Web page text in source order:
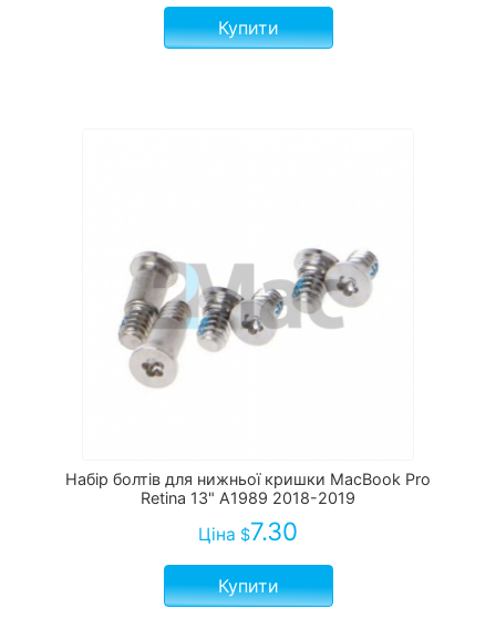
Купити
Набір болтів для нижньої кришки MacBook Pro
Retina 13" А1989 2018-2019
Ціна $7.30
Купити